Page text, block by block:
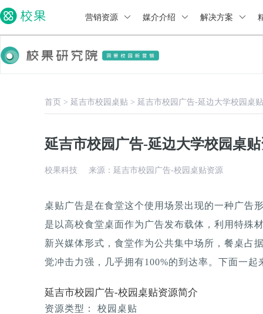
营销资源 媒介介绍 解决方案
首页 > 延吉市校园桌贴 > 延吉市校园广告-延边大学校园桌
延吉市校园广告-延边大学校园桌
校果科技 来源：延吉市校园广告-校园桌贴资源
桌贴广告是在食堂这个使用场景出现的一种广告
是以高校食堂桌面作为广告发布载体，利用特殊
新兴媒体形式，食堂作为公共集中场所，餐桌占
觉冲击力强，几乎拥有100%的到达率。下面一
延吉市校园广告-校园桌贴资源简介
资源类型： 校园桌贴